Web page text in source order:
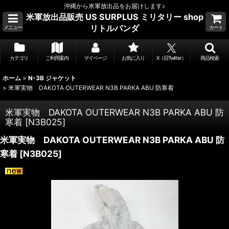
沖縄から米軍放出品をお届けします♪
メニュー
米軍放出品販売 US SURPLUS ミリタリー shop
リトルパンダ
カート
カテゴリ ご利用案内 マイページ お気に入り X（旧Twitter） 商品検索
ホーム > N-3B ジャケット
> 米軍実物 DAKOTA OUTERWEAR N3B PARKA ABU 防寒着
米軍実物 DAKOTA OUTERWEAR N3B PARKA ABU 防
寒着 [N3B025]
米軍実物 DAKOTA OUTERWEAR N3B PARKA ABU 防
寒着 [N3B025]